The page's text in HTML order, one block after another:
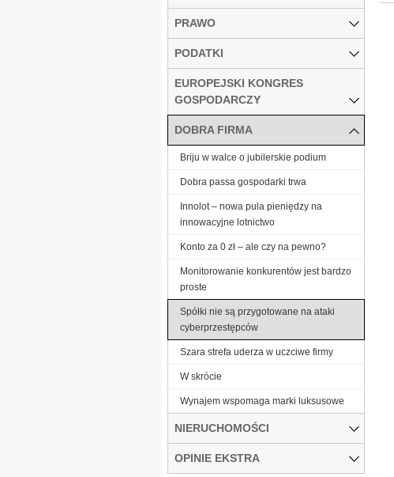
PRAWO
PODATKI
EUROPEJSKI KONGRES
GOSPODARCZY
DOBRA FIRMA
Briju w walce o jubilerskie podium
Dobra passa gospodarki trwa
Innolot – nowa pula pieniędzy na
innowacyjne lotnictwo
Konto za 0 zł – ale czy na pewno?
Monitorowanie konkurentów jest bardzo
proste
Spółki nie są przygotowane na ataki
cyberprzestępców
Szara strefa uderza w uczciwe firmy
W skrócie
Wynajem wspomaga marki luksusowe
NIERUCHOMOŚCI
OPINIE EKSTRA